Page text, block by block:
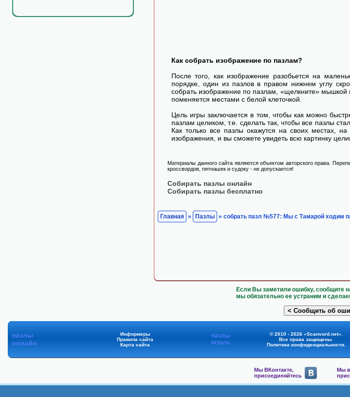
Как собрать изображение по пазлам?
После того, как изображение разобьется на
порядке, один из пазлов в правом нижнем углу
собрать изображение по пазлам, «щелкните»
поменяется местами с белой клеточкой.
Цель игры заключается в том, чтобы как можно
пазлам целиком, т.е. сделать так, чтобы все пазлы
Как только все пазлы окажутся на своих местах,
изображения, и вы сможете увидеть всю картинку
Материалы данного сайта являются объектом авторского права.
кроссвордов, пятнашек и судоку - не допускается!
Собирать пазлы онлайн
Собирать пазлы бесплатно
Главная » Пазлы » собрать пазл №577: Мы с Тамарой ходим
Если Вы заметили ошибку, сообщите
мы обязательно ее устраним и
пазлы
онлайн
Информеры
Правила сайта
Карта сайта
пазлы
играть
© 2010 - 2026 «Scanvord.net».
Все права защищены.
Политика конфиденциальности.
Мы ВКонтакте,
присоединяйтесь
Мы в